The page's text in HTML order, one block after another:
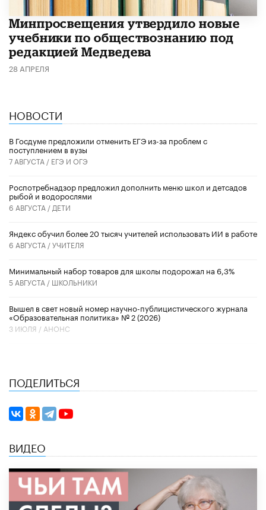
Минпросвещения утвердило новые
учебники по обществознанию под
редакцией Медведева
28 АПРЕЛЯ
НОВОСТИ
В Госдуме предложили отменить ЕГЭ из-за проблем с
поступлением в вузы
7 АВГУСТА / ЕГЭ И ОГЭ
Роспотребнадзор предложил дополнить меню школ и детсадов
рыбой и водорослями
6 АВГУСТА / ДЕТИ
​Яндекс обучил более 20 тысяч учителей использовать ИИ в работе
6 АВГУСТА /УЧИТЕЛЯ
Минимальный набор товаров для школы подорожал на 6,3%
5 АВГУСТА / ШКОЛЬНИКИ
Вышел в свет новый номер научно-публицистического журнала
«Образовательная политика» № 2 (2026)
3 ИЮЛЯ / АНОНС
ПОДЕЛИТЬСЯ
ВИДЕО